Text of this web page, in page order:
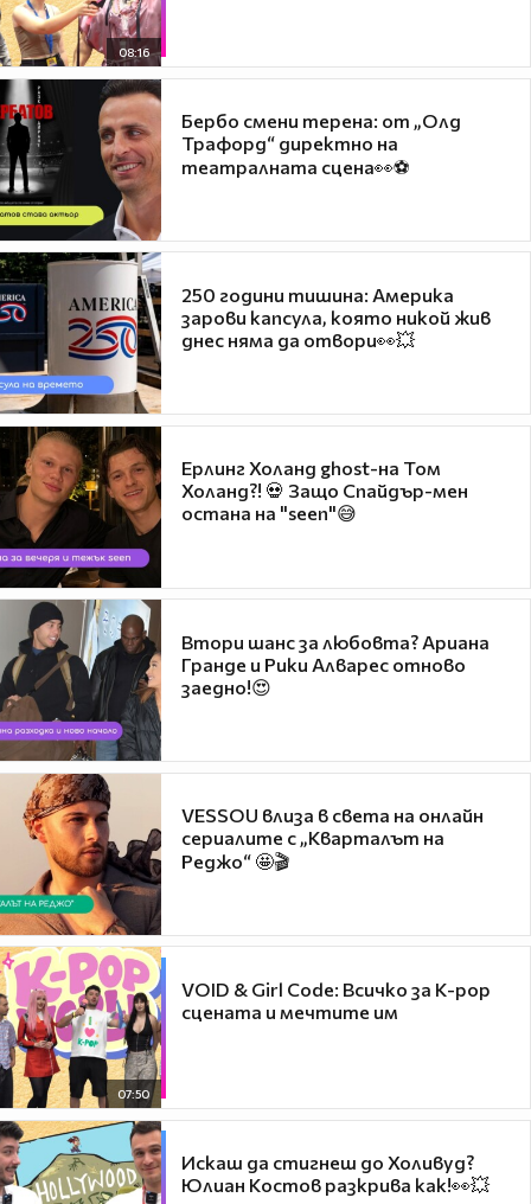
08:16
Бербо смени терена: от „Олд
Трафорд“ директно на
театралната сцена👀⚽
250 години тишина: Америка
зарови капсула, която никой жив
днес няма да отвори👀💥
Ерлинг Холанд ghost-на Том
Холанд?! 💀 Защо Спайдър-мен
остана на "seen"😅
Втори шанс за любовта? Ариана
Гранде и Рики Алварес отново
заедно!😍
VESSOU влиза в света на онлайн
сериалите с „Кварталът на
Реджо“ 🤩🎬
07:50
VOID & Girl Code: Всичко за K-pop
сцената и мечтите им
Искаш да стигнеш до Холивуд?
Юлиан Костов разкрива как!👀💥